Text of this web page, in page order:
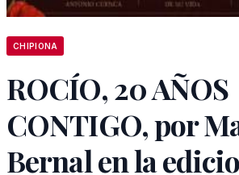
CHIPIONA
ROCÍO, 20 AÑOS
CONTIGO, por
Bernal en la